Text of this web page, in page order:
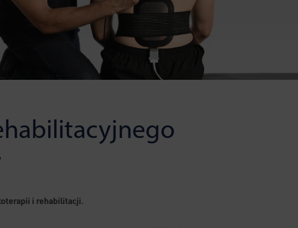
i rehabilitacji.